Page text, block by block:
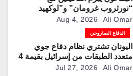
“نورثروب غرومان” و”لوكهيد
مارتن” لمضاعفة إنتاج صواريخ
“باتريوت” و”ثاد” الاعتراضية
Aug 4, 2026 Ali Omar
الدفاع الصاروخي
اليونان تشتري نظام دفاع جوي
متعدد الطبقات من إسرائيل بقيمة 4
مليارات دولارJul 27, 2026 Ali Omar